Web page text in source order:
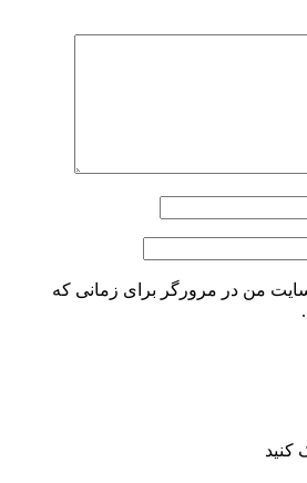
من در مرورگر برای زمانی که
کنید